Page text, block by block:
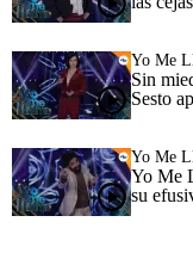
Yo Me
Sin
Sesto
Yo Me
Yo Me
su